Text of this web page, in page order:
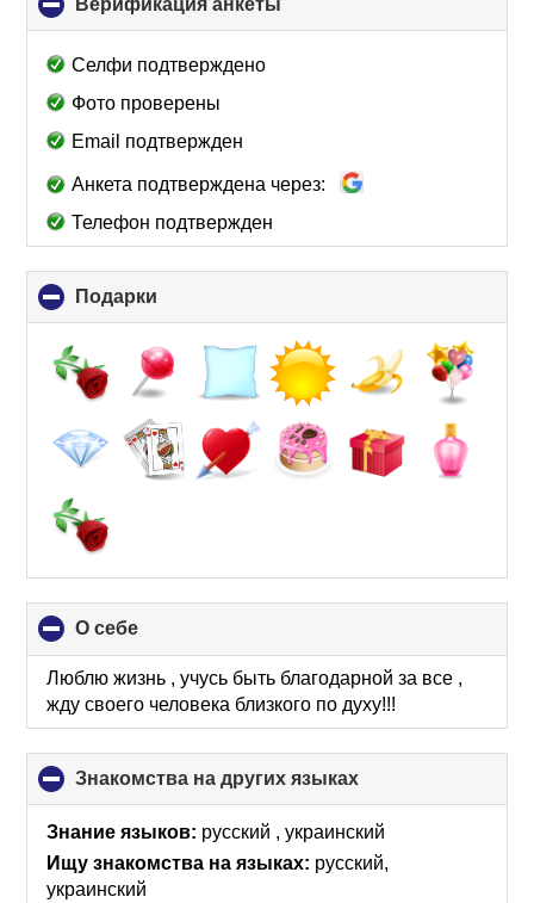
to
Селфи подтверждено
Фото проверены
Email подтвержден
Анкета подтверждена через:
Телефон подтвержден
Подарки
to
collapse
contents
О себе
to
collapse
contents
Люблю жизнь , учусь быть благодарной за все ,
жду своего человека близкого по духу!!!
Знакомства на других языках
to
collapse
contents
Знание языков: русский , украинский
Ищу знакомства на языках: русский,
украинский